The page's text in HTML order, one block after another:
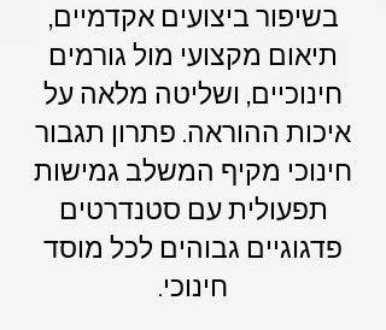
בשיפור ביצועים אקדמיים,
תיאום מקצועי מול גורמים
חינוכיים, ושליטה מלאה על
איכות ההוראה. פתרון תגבור
חינוכי מקיף המשלב גמישות
תפעולית עם סטנדרטים
פדגוגיים גבוהים לכל מוסד
חינוכי.